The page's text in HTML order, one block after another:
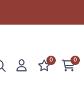
0 0